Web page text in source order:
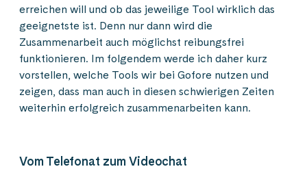
erreichen will und ob das jeweilige Tool wirklich das
geeignetste ist. Denn nur dann wird die
Zusammenarbeit auch möglichst reibungsfrei
funktionieren. Im folgendem werde ich daher kurz
vorstellen, welche Tools wir bei Gofore nutzen und
zeigen, dass man auch in diesen schwierigen Zeiten
weiterhin erfolgreich zusammenarbeiten kann.
Vom Telefonat zum Videochat